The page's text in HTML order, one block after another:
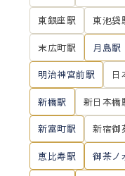
東銀座駅 東池袋
末広町駅 月島駅
明治神宮前駅 日
新橋駅 新日本橋
新富町駅 新宿御
恵比寿駅 御茶ノ